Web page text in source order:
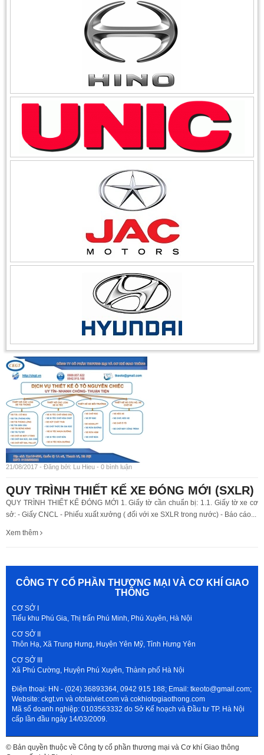
21/08/2017 - Đăng bởi: Lu Hieu - 0 bình luận
QUY TRÌNH THIẾT KẾ XE ĐÓNG MỚI (SXLR)
QUY TRÌNH THIẾT KẾ ĐÓNG MỚI 1. Giấy tờ cần chuẩn bị: 1.1. Giấy tờ xe cơ
sở: - Giấy CNCL - Phiếu xuất xưởng ( đối với xe SXLR trong nước) - Báo cáo...
Xem thêm
CÔNG TY CỔ PHẦN THƯƠNG MẠI VÀ CƠ KHÍ GIAO
THÔNG
CƠ SỞ I
Tiểu khu Phú Gia, Thị trấn Phú Minh, Phú Xuyên, Hà Nội
CƠ SỞ II
Thôn Hạ, Xã Trung Hưng, Huyện Yên Mỹ, Tỉnh Hưng Yên
CƠ SỞ III
Xã Phú Cường, Huyện Phú Xuyên, Thành phố Hà Nội
Điện thoại: HN - (024) 36893364, 0942 915 188; Email: tkeoto@gmail.com;
Website: ckgt.vn và ototaiviet.com và cokhiotogiaothong.com
Mã số doanh nghiệp: 0103563332 do Sở Kế hoạch và Đầu tư TP. Hà Nội
cấp lần đầu ngày 14/03/2009.
© Bản quyền thuộc về Công ty cổ phần thương mại và Cơ khí Giao thông